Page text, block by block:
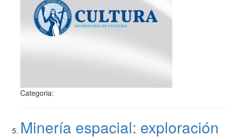
Categoria:
Minería espacial: exploración